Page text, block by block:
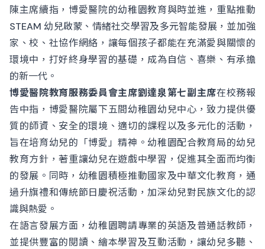
陳主席續指，博愛醫院的幼稚園教育與時並進，重點推動
STEAM 幼兒啟蒙、情緒社交學習及多元智能發展，並加強
家、校、社協作網絡，讓每個孩子都能在充滿愛與關懷的
環境中，打好終身學習的基礎，成為自信、喜樂、有承擔
的新一代。
博愛醫院教育服務委員會主席劉達泉第七副主席在校務報
告中指，博愛醫院屬下五間幼稚園幼兒中心，致力提供優
質的師資、安全的環境、適切的課程以及多元化的活動，
旨在培育幼兒的「博愛」精神。幼稚園配合教育局的幼兒
教育方針，著重讓幼兒在遊戲中學習，促進其全面而均衡
的發展。同時，幼稚園積極推動國家及中華文化教育，通
過升旗禮和傳統節日慶祝活動，加深幼兒對民族文化的認
識與熱愛。
在語言發展方面，幼稚園聘請專業的英語及普通話教師，
並提供豐富的閱讀、繪本學習及互動活動，讓幼兒多聽、